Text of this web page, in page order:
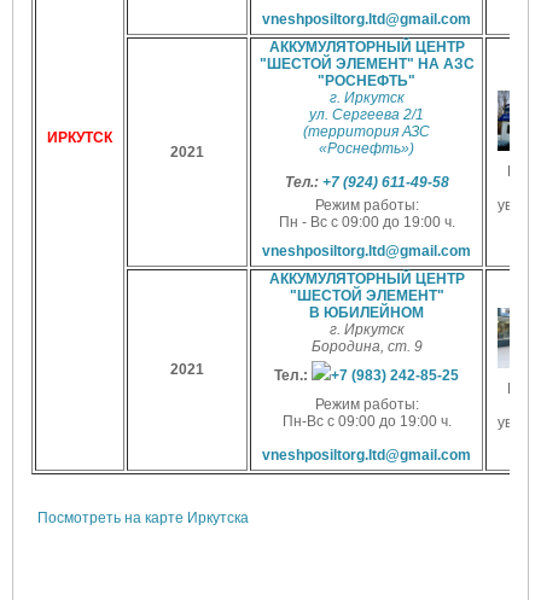
ИРКУТСК
vneshposiltorg.ltd@gmail.com
2021
АККУМУЛЯТОРНЫЙ ЦЕНТР
"ШЕСТОЙ ЭЛЕМЕНТ" НА АЗС
"РОСНЕФТЬ"
г. Иркутск
ул. Cергеева 2/1
(территория АЗС
«Роснефть»)
Тел.: +7 (924) 611-49-58
Режим работы:
Пн - Вс с 09:00 до 19:00 ч.
vneshposiltorg.ltd@gmail.com
2021
АККУМУЛЯТОРНЫЙ ЦЕНТР
"ШЕСТОЙ ЭЛЕМЕНТ"
В ЮБИЛЕЙНОМ
г. Иркутск
Бородина, ст. 9
Тел.:
+7 (983) 242-85-25
Режим работы:
Пн-Вс с 09:00 до 19:00 ч.
vneshposiltorg.ltd@gmail.com
Посмотреть на карте Иркутска